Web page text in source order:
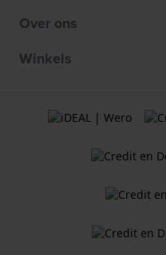
Over ons
Winkels